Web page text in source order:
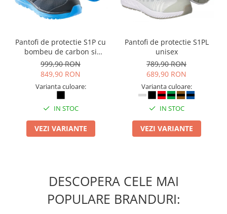
Pantofi de protectie S1P cu
bombeu de carbon si
inchidere BOAÂ® Fit
999,90 RON
849,90 RON
Varianta culoare:
IN STOC
VEZI VARIANTE
Pantofi de protectie S1PL
unisex
789,90 RON
689,90 RON
Varianta culoare:
IN STOC
VEZI VARIANTE
DESCOPERA CELE MAI
POPULARE BRANDURI: